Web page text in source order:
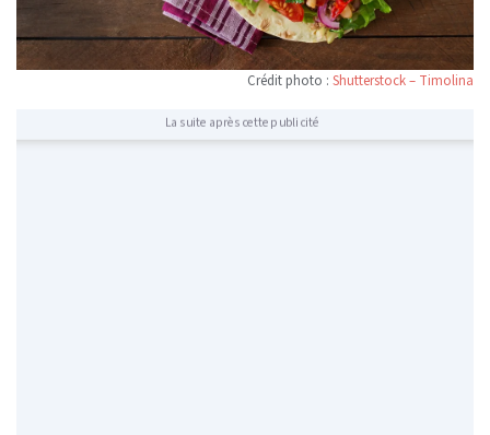
Crédit photo : Shutterstock – Timolina
La suite après cette publicité